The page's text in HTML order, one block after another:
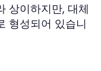
상이하지만, 대체
형성되어 있습니